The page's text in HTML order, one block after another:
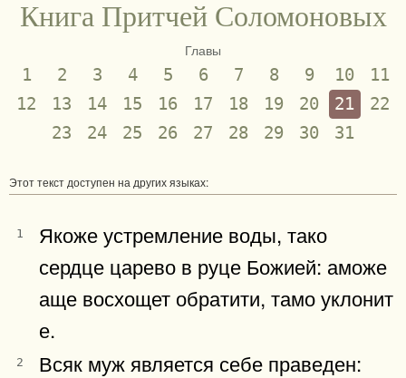
Книга Притчей Соломоновых
Главы
1 2 3 4 5 6 7 8 9 10
11
12
13 14 15 16 17 18 19 20 21
22
23
24 25 26 27 28 29 30 31
Этот текст доступен на других языках:
1
Якоже устремление воды, тако
сердце царево в руце Божией: аможе
аще восхощет обратити, тамо уклонит
е.
2
Всяк муж является себе праведен: